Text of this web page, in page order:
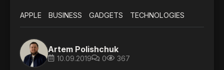
APPLE BUSINESS GADGETS TECHNOLOGIES
Artem Polishchuk
10.09.2019 0 367